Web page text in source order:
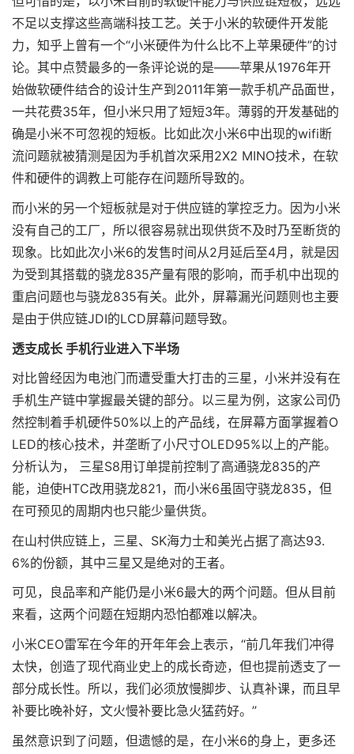
不足以支撑这些高端科技工艺。关于小米的软硬件开发能
力，知乎上曾有一个“小米硬件为什么比不上苹果硬件”的讨
论。其中点赞最多的一条评论说的是——苹果从1976年开
始做软硬件结合的设计生产到2011年第一款手机产品面世，
一共花费35年，但小米只用了短短3年。薄弱的开发基础的
确是小米不可忽视的短板。比如此次小米6中出现的wifi断
流问题就被猜测是因为手机首次采用2X2 MINO技术，在软
件和硬件的调教上可能存在问题所导致的。
而小米的另一个短板就是对于供应链的掌控乏力。因为小米
没有自己的工厂，所以很容易就出现供货不及时乃至断货的
现象。比如此次小米6的发售时间从2月延后至4月，就是因
为受到其搭载的骁龙835产量有限的影响，而手机中出现的
重启问题也与骁龙835有关。此外，屏幕漏光问题则也主要
是由于供应链JDI的LCD屏幕问题导致。
透支成长 手机行业进入下半场
对比曾经因为电池门而遭受重大打击的三星，小米并没有在
手机生产链中掌握最关键的部分。以三星为例，这家公司仍
然控制着手机硬件50%以上的产品线，在屏幕方面掌握着O
LED的核心技术，并垄断了小尺寸OLED95%以上的产能。
分析认为， 三星S8用订单提前控制了高通骁龙835的产
能，迫使HTC改用骁龙821，而小米6虽固守骁龙835，但
在可预见的周期内也只能少量供货。
在山村供应链上，三星、SK海力士和美光占据了高达93.
6%的份额，其中三星又是绝对的王者。
可见，良品率和产能仍是小米6最大的两个问题。但从目前
来看，这两个问题在短期内恐怕都难以解决。
小米CEO雷军在今年的开年年会上表示，“前几年我们冲得
太快，创造了现代商业史上的成长奇迹，但也提前透支了一
部分成长性。所以，我们必须放慢脚步、认真补课，而且早
补要比晚补好，文火慢补要比急火猛药好。”
虽然意识到了问题，但遗憾的是，在小米6的身上，更多还